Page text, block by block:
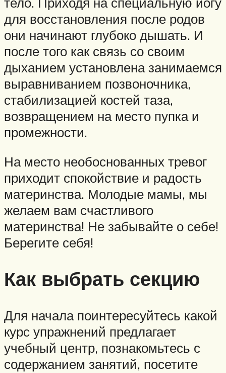
для восстановления после родов
они начинают глубоко дышать. И
после того как связь со своим
дыханием установлена занимаемся
выравниванием позвоночника,
стабилизацией костей таза,
возвращением на место пупка и
промежности.
На место необоснованных тревог
приходит спокойствие и радость
материнства. Молодые мамы, мы
желаем вам счастливого
материнства! Не забывайте о себе!
Берегите себя!
Как выбрать секцию
Для начала поинтересуйтесь какой
курс упражнений предлагает
учебный центр, познакомьтесь с
содержанием занятий, посетите